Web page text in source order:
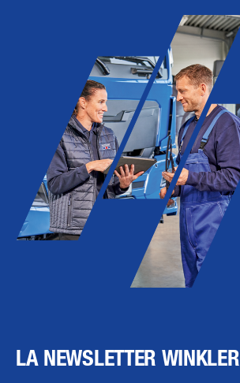
LA NEWSLETTER WINKLER